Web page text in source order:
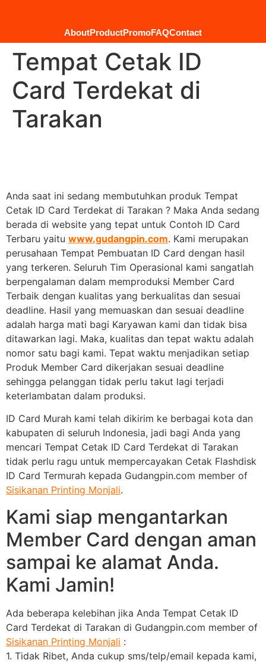
AboutProductPromoFAQContact
Tempat Cetak ID
Card Terdekat di
Tarakan
Anda saat ini sedang membutuhkan produk Tempat
Cetak ID Card Terdekat di Tarakan ? Maka Anda sedang
berada di website yang tepat untuk Contoh ID Card
Terbaru yaitu www.gudangpin.com. Kami merupakan
perusahaan Tempat Pembuatan ID Card dengan hasil
yang terkeren. Seluruh Tim Operasional kami sangatlah
berpengalaman dalam memproduksi Member Card
Terbaik dengan kualitas yang berkualitas dan sesuai
deadline. Hasil yang memuaskan dan sesuai deadline
adalah harga mati bagi Karyawan kami dan tidak bisa
ditawarkan lagi. Maka, kualitas dan tepat waktu adalah
nomor satu bagi kami. Tepat waktu menjadikan setiap
Produk Member Card dikerjakan sesuai deadline
sehingga pelanggan tidak perlu takut lagi terjadi
keterlambatan dalam produksi.
ID Card Murah kami telah dikirim ke berbagai kota dan
kabupaten di seluruh Indonesia, jadi bagi Anda yang
mencari Tempat Cetak ID Card Terdekat di Tarakan
tidak perlu ragu untuk mempercayakan Cetak Flashdisk
ID Card Termurah kepada Gudangpin.com member of
Sisikanan Printing Monjali.
Kami siap mengantarkan
Member Card dengan aman
sampai ke alamat Anda.
Kami Jamin!
Ada beberapa kelebihan jika Anda Tempat Cetak ID
Card Terdekat di Tarakan di Gudangpin.com member of
Sisikanan Printing Monjali :
1. Tidak Ribet, Anda cukup sms/telp/email kepada kami,